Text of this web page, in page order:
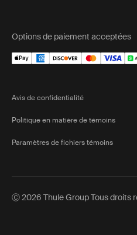
Options de paiement acceptées
Avis de confidentialité
Politique en matière de témoins
Paramètres de fichiers témoins
Ⓒ 2026 Thule Group Tous droits